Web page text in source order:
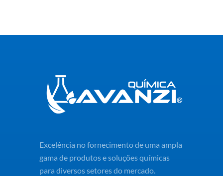
Excelência no fornecimento de uma ampla
gama de produtos e soluções químicas
para diversos setores do mercado.